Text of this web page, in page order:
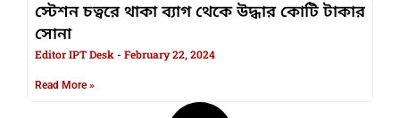
স্টেশন চত্বরে থাকা ব্যাগ থেকে উদ্ধার কোটি টাকার
সোনা
Editor IPT Desk February 22, 2024
Read More »